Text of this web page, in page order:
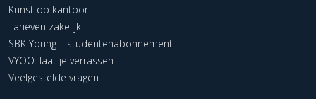
Kunst op kantoor
Tarieven zakelijk
SBK Young – studentenabonnement
VYOO: laat je verrassen
Veelgestelde vragen